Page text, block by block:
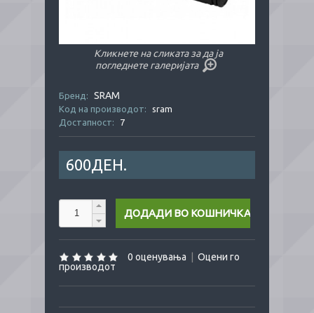
Кликнете на сликата за да ја
погледнете галеријата
Бренд: SRAM
Код на производот:
sram
Достапност:
7
600ДЕН.
0 оценувања
Оцени го
производот